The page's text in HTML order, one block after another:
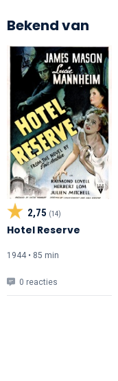
Bekend van
2,75 (14)
Hotel Reserve
1944 • 85 min
0 reacties